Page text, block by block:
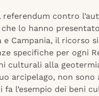
contro
lo hanno
e Campania, il ricorso
specifiche per ogni
culturali alla
arcipelago, non
fa l’esempio dei beni